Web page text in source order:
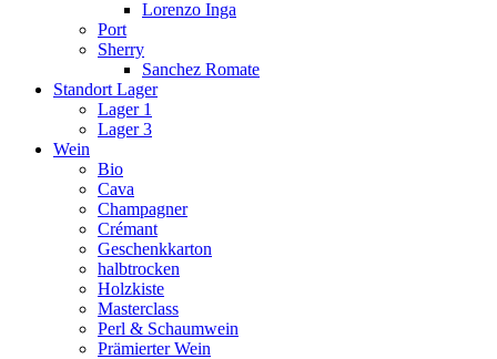
Lorenzo Inga
Port
Sherry
Sanchez Romate
Standort Lager
Lager 1
Lager 3
Wein
Bio
Cava
Champagner
Crémant
Geschenkkarton
halbtrocken
Holzkiste
Masterclass
Perl & Schaumwein
Prämierter Wein